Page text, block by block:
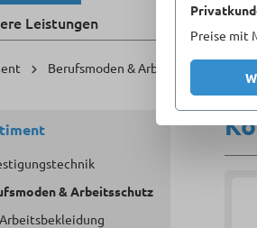
Leistungen
Preise mit
Berufsmoden & Arbeitsschutz
& Arbeitsschutz
Arbeitsbekleidung